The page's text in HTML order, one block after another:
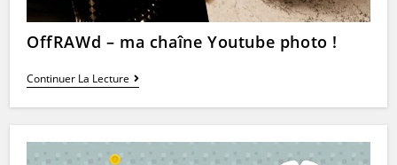
OffRAWd – ma chaîne Youtube photo !
Continuer La LectureOffRAWd
–
Ma
Photo